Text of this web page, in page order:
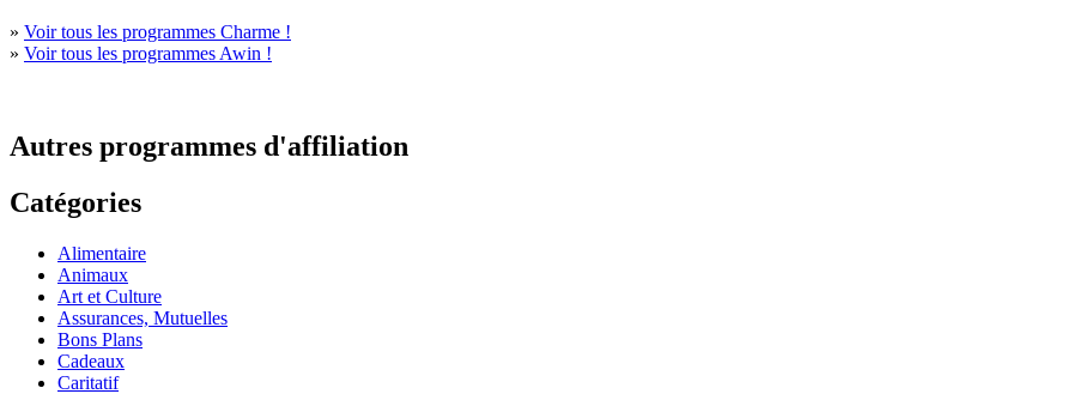
» Voir tous les programmes Charme !
» Voir tous les programmes Awin !
Autres programmes d'affiliation
Catégories
Alimentaire
Animaux
Art et Culture
Assurances, Mutuelles
Bons Plans
Cadeaux
Caritatif